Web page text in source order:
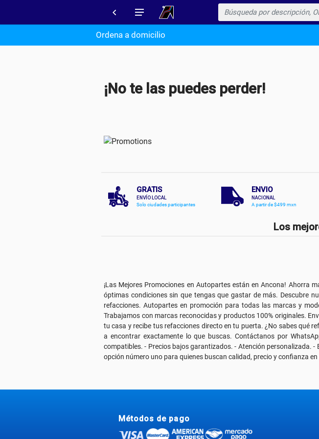
Buscar
Ordena a domicilio
¡No te las puedes perder!
GRATIS
ENVÍO LOCAL
Solo ciudades participantes
ENVIO
NACIONAL
A partir de $499 mxn
Los
¡Las Mejores Promociones en Autopartes están en Ancona! Ahorra
óptimas condiciones sin que tengas que gastar de más. Descubre
refacciones. Autopartes en promoción para todas las marcas y
Trabajamos con marcas reconocidas y productos 100% originales.
tu casa y recibe tus refacciones directo en tu puerta. ¿No sabes qué
a encontrar exactamente lo que buscas. Contáctanos por
compatibles. - Precios bajos garantizados. - Atención personalizada.
opción número uno para quienes buscan calidad, precio y confianza
Métodos de pago